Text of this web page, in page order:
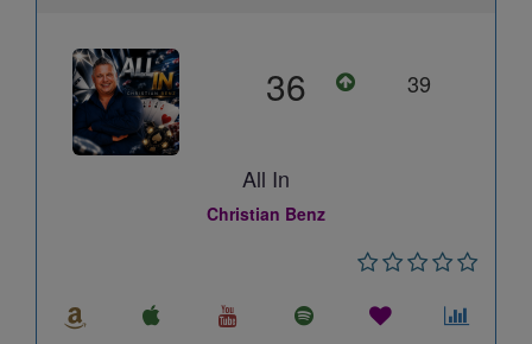
36 39
All In
Christian Benz